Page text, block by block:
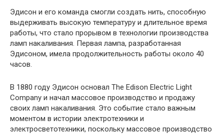
Эдисон и его команда смогли создать нить, способную
выдерживать высокую температуру и длительное время
работы, что стало прорывом в технологии производства
ламп накаливания. Первая лампа, разработанная
Эдисоном, имела продолжительность работы около 40
часов.
В 1880 году Эдисон основал The Edison Electric Light
Company и начал массовое производство и продажу
своих ламп накаливания. Это событие стало важным
моментом в истории электротехники и
электросветотехники, поскольку массовое производство